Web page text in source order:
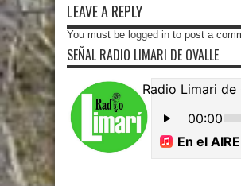
LEAVE A REPLY
You must be logged in to post a
SEÑAL RADIO LIMARI DE OVALLE